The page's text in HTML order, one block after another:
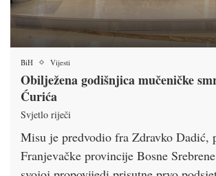
BiH Vijesti
Obilježena godišnjica mučeničke
Ćurića
Svjetlo riječi
Misu je predvodio fra Zdravko Dadić,
Franjevačke provincije Bosne